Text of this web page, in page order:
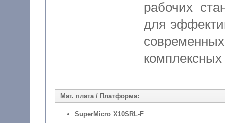
рабочих
для
Мат. плата / Платформа:
SuperMicro X10SRL-F